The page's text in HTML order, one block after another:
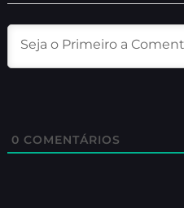
0 COMENTÁRIOS